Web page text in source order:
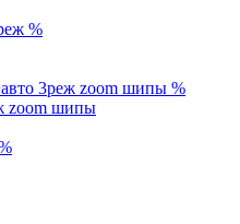
%
%
zoom шипы